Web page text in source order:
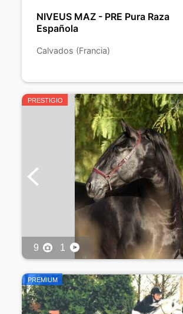
NIVEUS MAZ - PRE Pura Raza
Española
Calvados (Francia)
PRESTIGIO
9 1
PREMIUM